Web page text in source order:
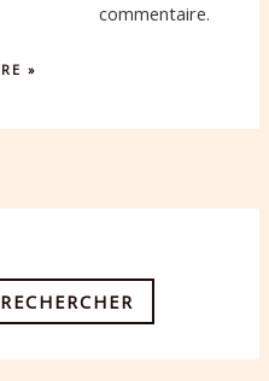
commentaire.
RECHERCHER